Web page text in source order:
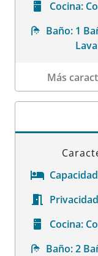
Cocina:
Baño: 1
Más
Datos de la
Cocina:
Baño: 2